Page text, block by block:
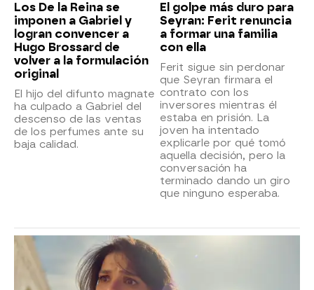
Los De la Reina se
imponen a Gabriel y
logran convencer a
Hugo Brossard de
volver a la formulación
original
El hijo del difunto magnate
ha culpado a Gabriel del
descenso de las ventas
de los perfumes ante su
baja calidad.
El golpe más duro para
Seyran: Ferit renuncia
a formar una familia
con ella
Ferit sigue sin perdonar
que Seyran firmara el
contrato con los
inversores mientras él
estaba en prisión. La
joven ha intentado
explicarle por qué tomó
aquella decisión, pero la
conversación ha
terminado dando un giro
que ninguno esperaba.